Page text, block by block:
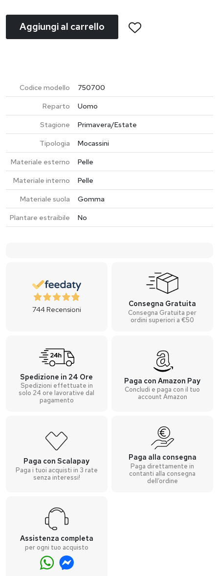
Aggiungi al carrello
Codice modello
750700
Reparto
Uomo
Stagione
Primavera/Estate
Tipologia
Mocassini
Materiale esterno
Pelle
Materiale interno
Pelle
Materiale suola
Gomma
Plantare estraibile
No
744Recensioni
Consegna Gratuita
Consegna Gratuita per
ordini superiori a €50
Spedizione in 24 Ore
Spedizioni effettuate in
solo 24 ore lavorative dal
pagamento
Paga con Amazon Pay
Concludi e paga con il tuo
account Amazon
Paga con Scalapay
Paga i tuoi acquisti in 3 rate
senza interessi!
Paga alla consegna
Paga direttamente in
contanti alla consegna
dell’ordine
Assistenza completa
per ogni tuo acquisto